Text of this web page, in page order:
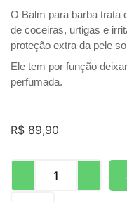
O Balm para barba trata
de coceiras, urtigas e
proteção extra da pele
Ele tem por função
perfumada.
R$ 89,90